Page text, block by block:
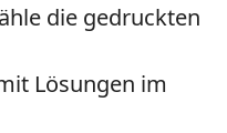
die gedruckten
Lösungen im